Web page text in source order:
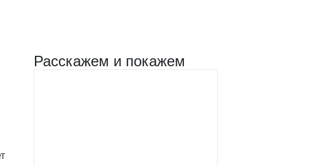
Расскажем и покажем